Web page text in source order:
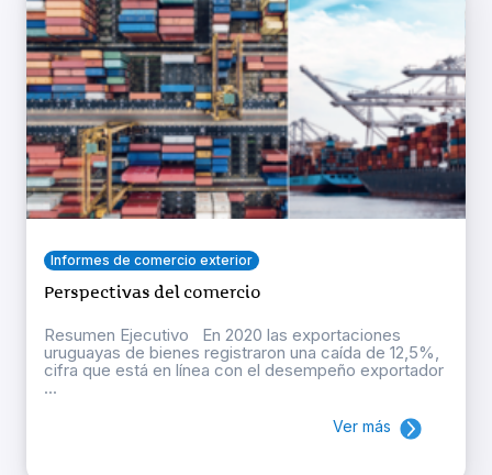
Informes de comercio exterior
Perspectivas del comercio
Resumen Ejecutivo En 2020 las exportaciones
uruguayas de bienes registraron una caída de 12,5%,
cifra que está en línea con el desempeño exportador
...
Ver más